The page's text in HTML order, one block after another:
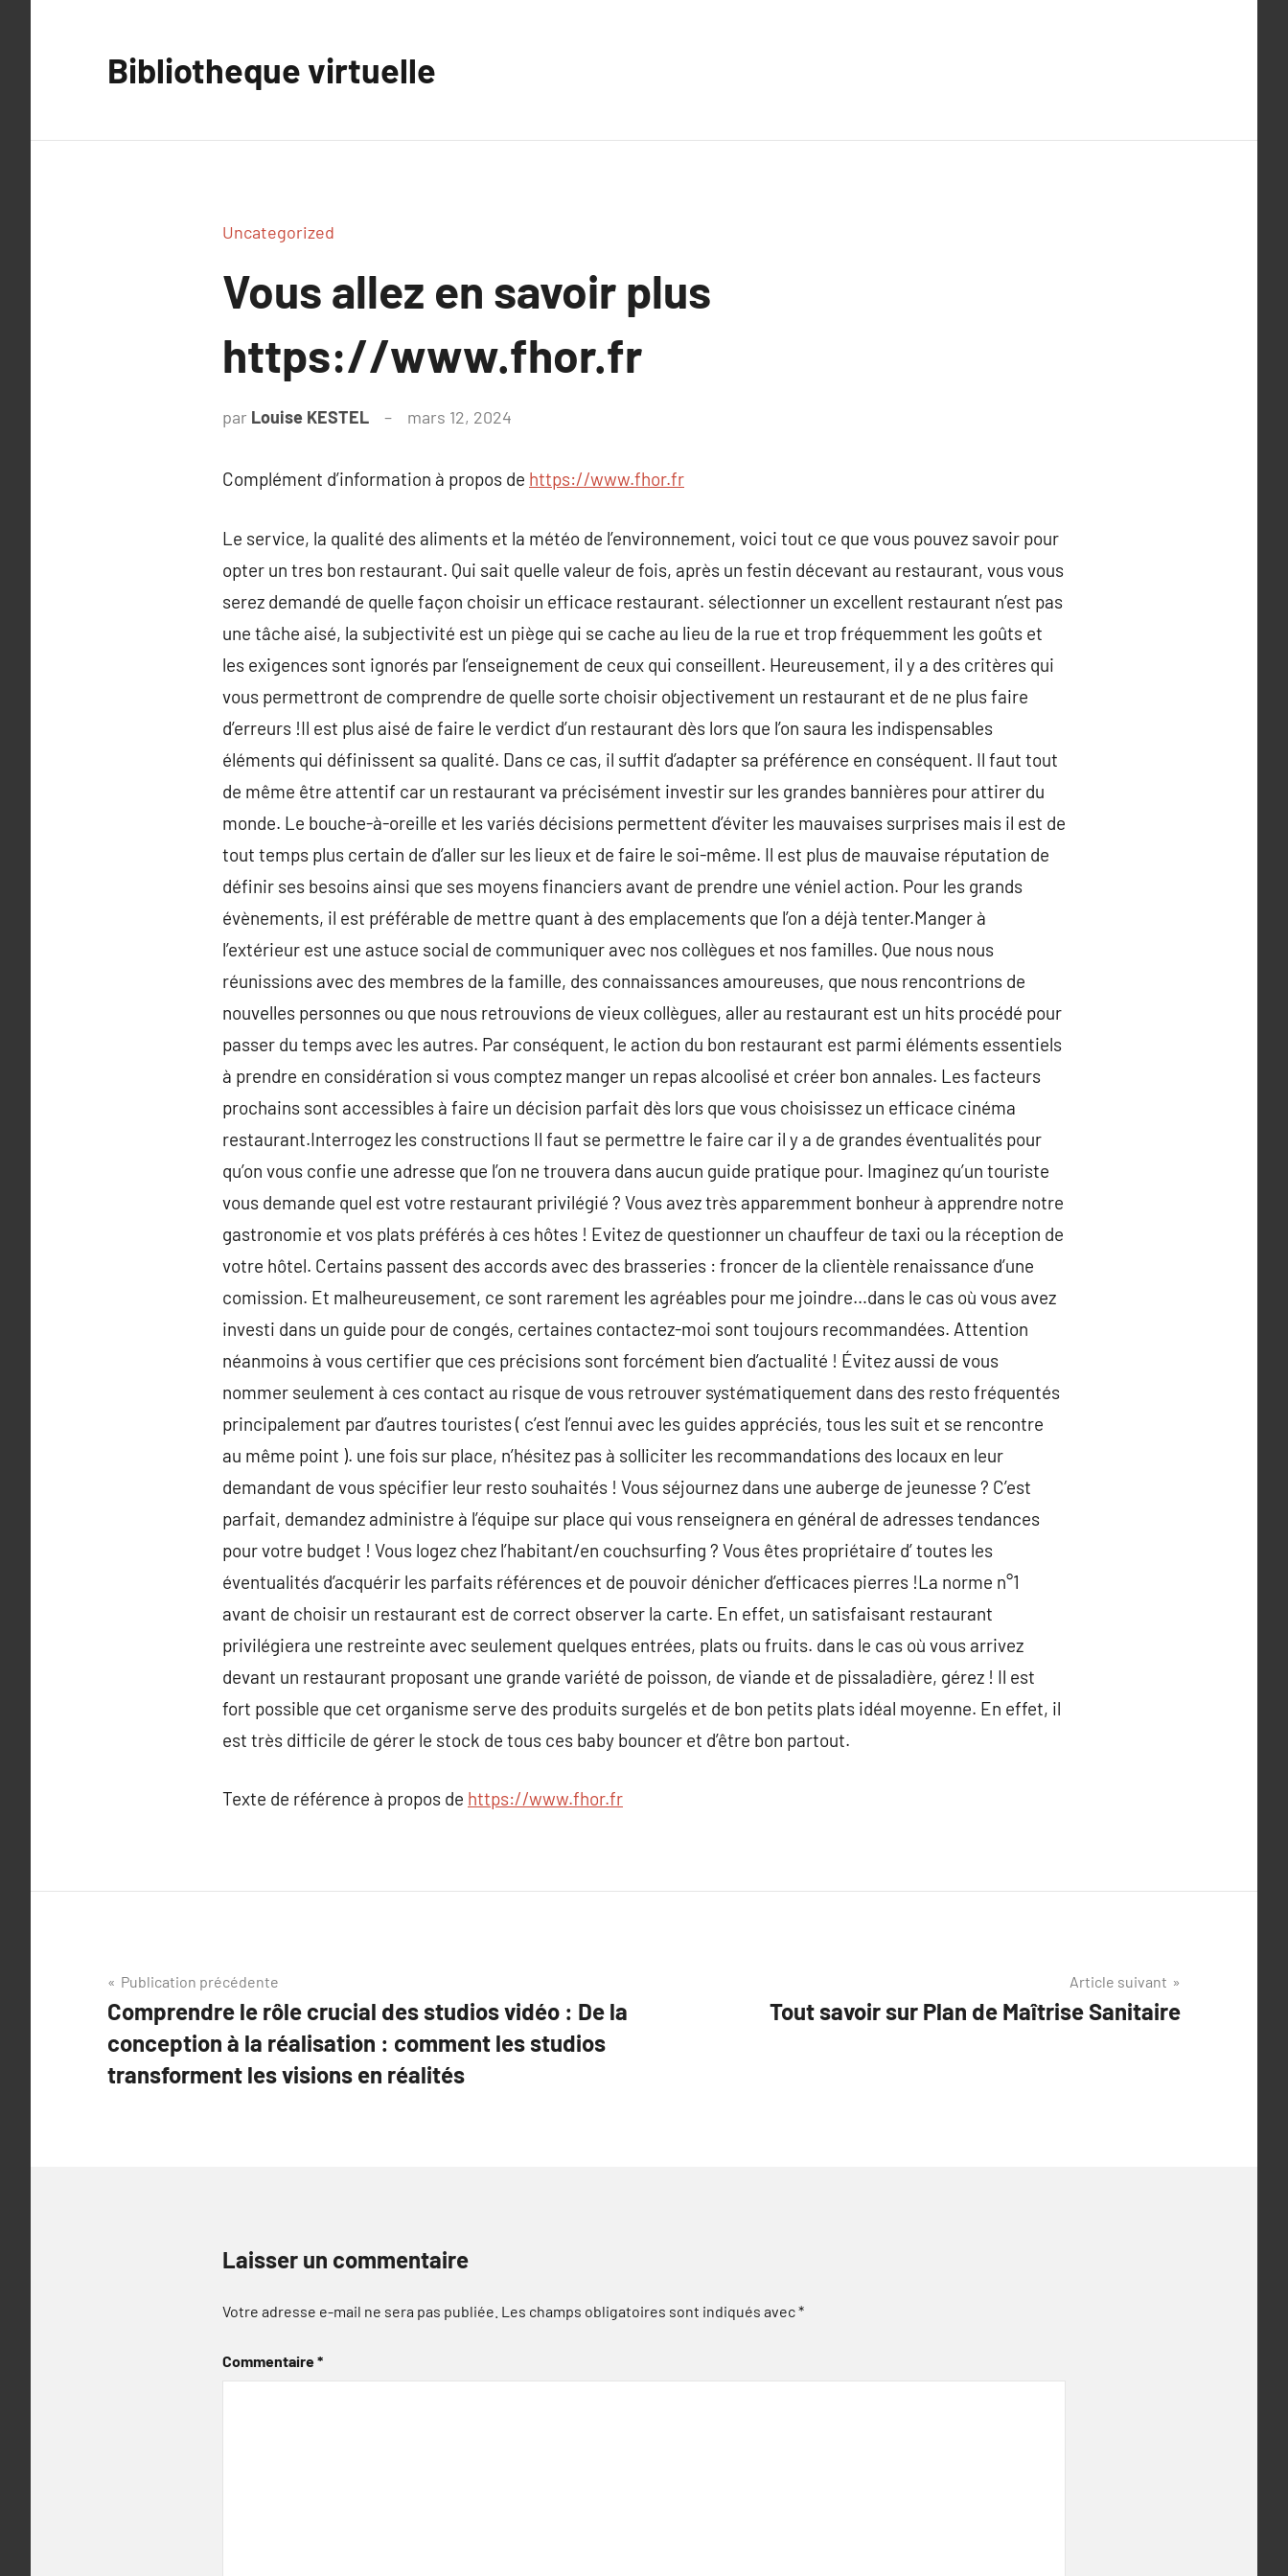
Bibliotheque virtuelle
Uncategorized
Vous allez en savoir plus
https://www.fhor.fr
par Louise KESTEL mars 12, 2024
Complément d’information à propos de https://www.fhor.fr
Le service, la qualité des aliments et la météo de l’environnement, voici tout ce que vous pouvez savoir pour
opter un tres bon restaurant. Qui sait quelle valeur de fois, après un festin décevant au restaurant, vous vous
serez demandé de quelle façon choisir un efficace restaurant. sélectionner un excellent restaurant n’est pas
une tâche aisé, la subjectivité est un piège qui se cache au lieu de la rue et trop fréquemment les goûts et
les exigences sont ignorés par l’enseignement de ceux qui conseillent. Heureusement, il y a des critères qui
vous permettront de comprendre de quelle sorte choisir objectivement un restaurant et de ne plus faire
d’erreurs !Il est plus aisé de faire le verdict d’un restaurant dès lors que l’on saura les indispensables
éléments qui définissent sa qualité. Dans ce cas, il suffit d’adapter sa préférence en conséquent. Il faut tout
de même être attentif car un restaurant va précisément investir sur les grandes bannières pour attirer du
monde. Le bouche-à-oreille et les variés décisions permettent d’éviter les mauvaises surprises mais il est de
tout temps plus certain de d’aller sur les lieux et de faire le soi-même. Il est plus de mauvaise réputation de
définir ses besoins ainsi que ses moyens financiers avant de prendre une véniel action. Pour les grands
évènements, il est préférable de mettre quant à des emplacements que l’on a déjà tenter.Manger à
l’extérieur est une astuce social de communiquer avec nos collègues et nos familles. Que nous nous
réunissions avec des membres de la famille, des connaissances amoureuses, que nous rencontrions de
nouvelles personnes ou que nous retrouvions de vieux collègues, aller au restaurant est un hits procédé pour
passer du temps avec les autres. Par conséquent, le action du bon restaurant est parmi éléments essentiels
à prendre en considération si vous comptez manger un repas alcoolisé et créer bon annales. Les facteurs
prochains sont accessibles à faire un décision parfait dès lors que vous choisissez un efficace cinéma
restaurant.Interrogez les constructions Il faut se permettre le faire car il y a de grandes éventualités pour
qu’on vous confie une adresse que l’on ne trouvera dans aucun guide pratique pour. Imaginez qu’un touriste
vous demande quel est votre restaurant privilégié ? Vous avez très apparemment bonheur à apprendre notre
gastronomie et vos plats préférés à ces hôtes ! Evitez de questionner un chauffeur de taxi ou la réception de
votre hôtel. Certains passent des accords avec des brasseries : froncer de la clientèle renaissance d’une
comission. Et malheureusement, ce sont rarement les agréables pour me joindre…dans le cas où vous avez
investi dans un guide pour de congés, certaines contactez-moi sont toujours recommandées. Attention
néanmoins à vous certifier que ces précisions sont forcément bien d’actualité ! Évitez aussi de vous
nommer seulement à ces contact au risque de vous retrouver systématiquement dans des resto fréquentés
principalement par d’autres touristes ( c’est l’ennui avec les guides appréciés, tous les suit et se rencontre
au même point ). une fois sur place, n’hésitez pas à solliciter les recommandations des locaux en leur
demandant de vous spécifier leur resto souhaités ! Vous séjournez dans une auberge de jeunesse ? C’est
parfait, demandez administre à l’équipe sur place qui vous renseignera en général de adresses tendances
pour votre budget ! Vous logez chez l’habitant/en couchsurfing ? Vous êtes propriétaire d’ toutes les
éventualités d’acquérir les parfaits références et de pouvoir dénicher d’efficaces pierres !La norme n°1
avant de choisir un restaurant est de correct observer la carte. En effet, un satisfaisant restaurant
privilégiera une restreinte avec seulement quelques entrées, plats ou fruits. dans le cas où vous arrivez
devant un restaurant proposant une grande variété de poisson, de viande et de pissaladière, gérez ! Il est
fort possible que cet organisme serve des produits surgelés et de bon petits plats idéal moyenne. En effet, il
est très difficile de gérer le stock de tous ces baby bouncer et d’être bon partout.
Texte de référence à propos de https://www.fhor.fr
Navigation
de
l’article
Publication précédente
Comprendre le rôle crucial des studios vidéo : De la
conception à la réalisation : comment les studios
transforment les visions en réalités
Article suivant
Tout savoir sur Plan de Maîtrise Sanitaire
Laisser un commentaire
Votre adresse e-mail ne sera pas publiée. Les champs obligatoires sont indiqués avec*
Commentaire*